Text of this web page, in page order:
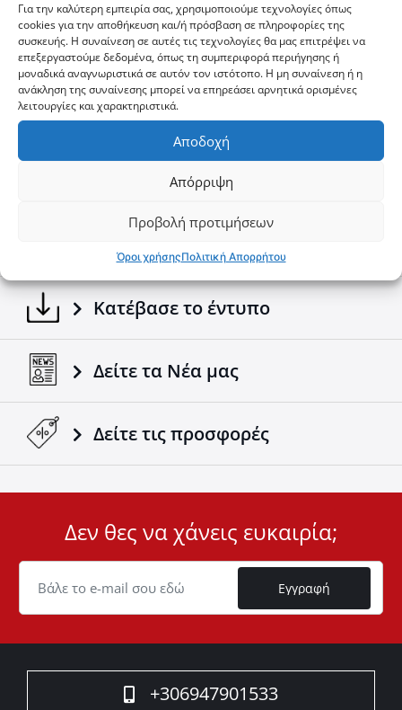
Για την καλύτερη εμπειρία σας, χρησιμοποιούμε τεχνολογίες όπως
cookies για την αποθήκευση και/ή πρόσβαση σε πληροφορίες της
συσκευής. Η συναίνεση σε αυτές τις τεχνολογίες θα μας επιτρέψει να
επεξεργαστούμε δεδομένα, όπως τη συμπεριφορά περιήγησης ή
μοναδικά αναγνωριστικά σε αυτόν τον ιστότοπο. Η μη συναίνεση ή η
ανάκληση της συναίνεσης μπορεί να επηρεάσει αρνητικά ορισμένες
λειτουργίες και χαρακτηριστικά.
Αποδοχή
Απόρριψη
Προβολή προτιμήσεων
Όροι χρήσηςΠολιτική Απορρήτου
Roll Bars
657.2$
Κατέβασε το έντυπο
Δείτε τα Νέα μας
Δείτε τις προσφορές
ID
Cookie
Δεν θες να χάνεις ευκαιρία;
Εγγραφή
+306947901533